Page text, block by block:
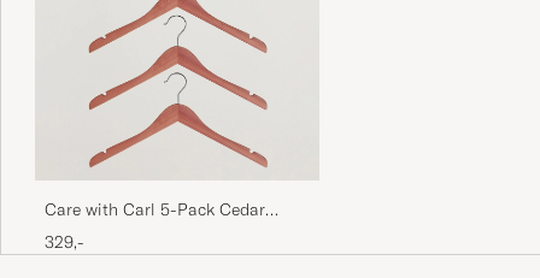
Care with Carl 5-Pack Cedar
Wood Shirt Hangers
329,-